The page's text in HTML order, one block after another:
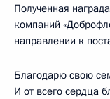
Полученная
компаний
направлении к
Благодарю свою
И от всего сердца